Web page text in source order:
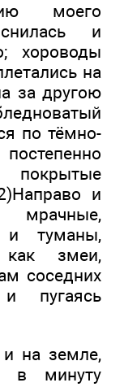
моего
и
хороводы
на
за другою
по тёмно-
покрытые
и
и туманы,
как змеи,
соседних
пугаясь
на земле,
в минуту